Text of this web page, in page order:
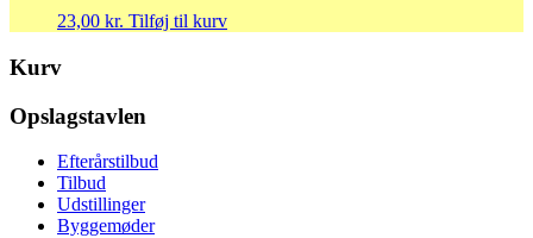
23,00 kr. Tilføj til kurv
Kurv
Opslagstavlen
Efterårstilbud
Tilbud
Udstillinger
Byggemøder